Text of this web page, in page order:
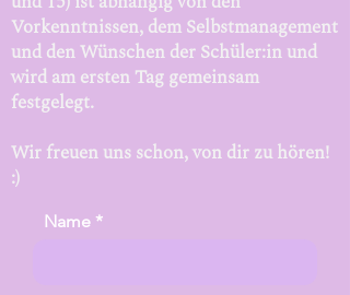
Vorkenntnissen, dem Selbstmanagement
und den Wünschen der Schüler:in und
wird am ersten Tag gemeinsam
festgelegt.
Wir freuen uns schon, von dir zu hören!
:)
Name